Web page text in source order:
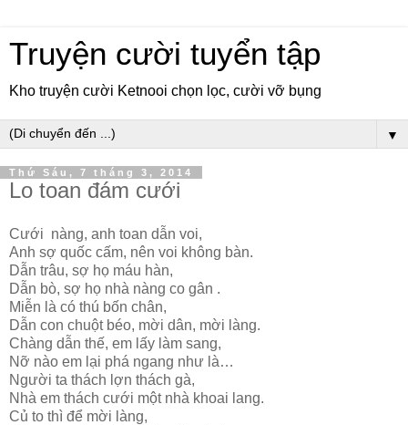
Truyện cười tuyển tập
Kho truyện cười Ketnooi chọn lọc, cười vỡ bụng
▼
Thứ Sáu, 7 tháng 3, 2014
Lo toan đám cưới
Cưới nàng, anh toan dẫn voi,
Anh sợ quốc cấm, nên voi không bàn.
Dẫn trâu, sợ họ máu hàn,
Dẫn bò, sợ họ nhà nàng co gân .
Miễn là có thú bốn chân,
Dẫn con chuột béo, mời dân, mời làng.
Chàng dẫn thế, em lấy làm sang,
Nỡ nào em lại phá ngang như là…
Người ta thách lợn thách gà,
Nhà em thách cưới một nhà khoai lang.
Củ to thì để mời làng,